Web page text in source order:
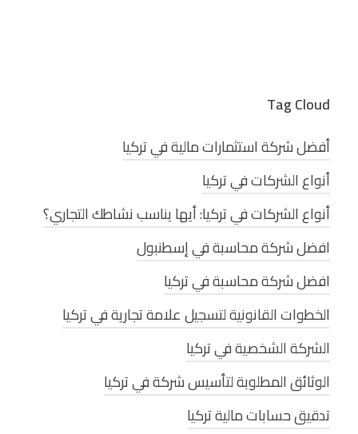
Tag Cloud
أفضل شركة استثمارات مالية في تركيا
أنواع الشركات في تركيا
أنواع الشركات في تركيا: أيها يناسب نشاطك التجاري؟
افضل شركة محاسبة في إسطنبول
افضل شركة محاسبة في تركيا
الخطوات القانونية لتسجيل علامة تجارية في تركيا
الشركة الشخصية في تركيا
الوثائق المطلوبة لتأسيس شركة في تركيا
تدقيق حسابات مالية تركيا